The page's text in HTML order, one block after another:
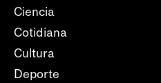
Ciencia
Cotidiana
Cultura
Deporte